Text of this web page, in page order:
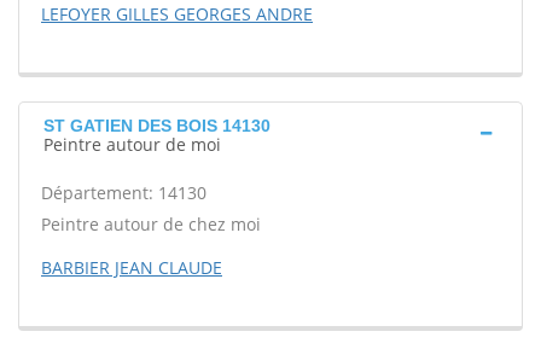
LEFOYER GILLES GEORGES ANDRE
ST GATIEN DES BOIS 14130
Peintre autour de moi
Département: 14130
Peintre autour de chez moi
BARBIER JEAN CLAUDE